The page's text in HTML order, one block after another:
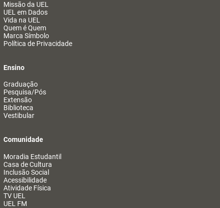
Missão da UEL
UEL em Dados
Vida na UEL
Quem é Quem
Marca Símbolo
Política de Privacidade
Ensino
Graduação
Pesquisa/Pós
Extensão
Biblioteca
Vestibular
Comunidade
Moradia Estudantil
Casa de Cultura
Inclusão Social
Acessibilidade
Atividade Física
TV UEL
UEL FM